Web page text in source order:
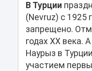
В Турции
(Nevruz) с 1925
запрещено.
годах ХХ века.
Наурыз в
участием